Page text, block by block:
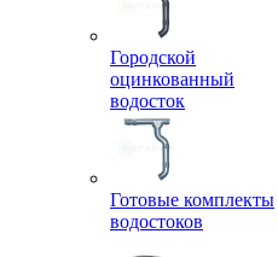
Городской
оцинкованный
водосток
Готовые комплекты
водостоков